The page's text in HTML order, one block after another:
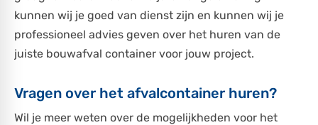
kunnen wij je goed van dienst zijn en kunnen wij je
professioneel advies geven over het huren van de
juiste bouwafval container voor jouw project.
Vragen over het afvalcontainer huren?
Wil je meer weten over de mogelijkheden voor het